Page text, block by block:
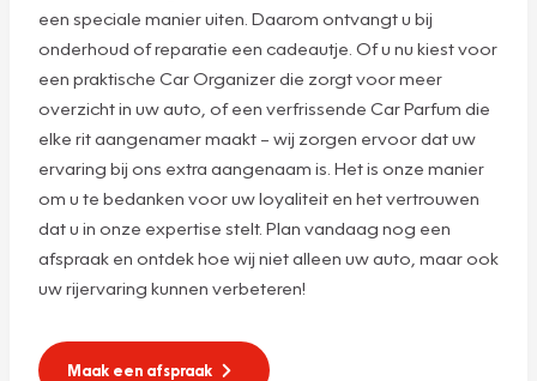
een speciale manier uiten. Daarom ontvangt u bij
onderhoud of reparatie een cadeautje. Of u nu kiest voor
een praktische Car Organizer die zorgt voor meer
overzicht in uw auto, of een verfrissende Car Parfum die
elke rit aangenamer maakt – wij zorgen ervoor dat uw
ervaring bij ons extra aangenaam is. Het is onze manier
om u te bedanken voor uw loyaliteit en het vertrouwen
dat u in onze expertise stelt. Plan vandaag nog een
afspraak en ontdek hoe wij niet alleen uw auto, maar ook
uw rijervaring kunnen verbeteren!
Maak een afspraak